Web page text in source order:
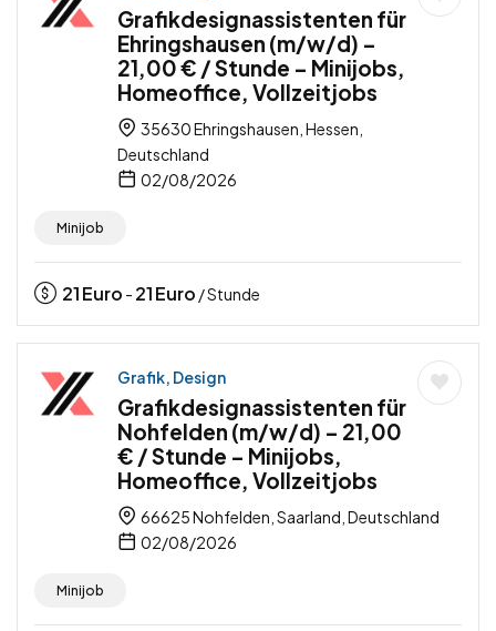
Grafikdesignassistenten für
Ehringshausen (m/w/d) –
21,00 € / Stunde – Minijobs,
Homeoffice, Vollzeitjobs
35630 Ehringshausen, Hessen,
Deutschland
02/08/2026
Minijob
21Euro - 21Euro / Stunde
Grafik, Design
Grafikdesignassistenten für
Nohfelden (m/w/d) – 21,00
€ / Stunde – Minijobs,
Homeoffice, Vollzeitjobs
66625 Nohfelden, Saarland, Deutschland
02/08/2026
Minijob